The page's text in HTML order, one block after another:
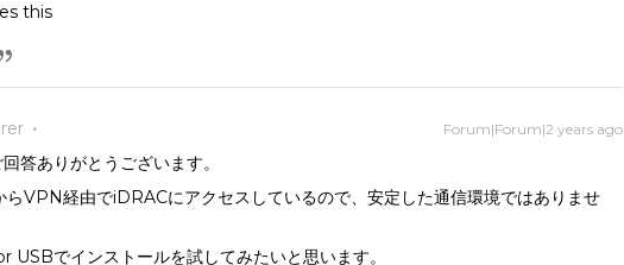
this
Forum|Forum|2 years ago
答ありがとうございます。
らVPN経由でiDRACにアクセスしているので、安定した通信環境ではありませ
USBでインストールを試してみたいと思います。